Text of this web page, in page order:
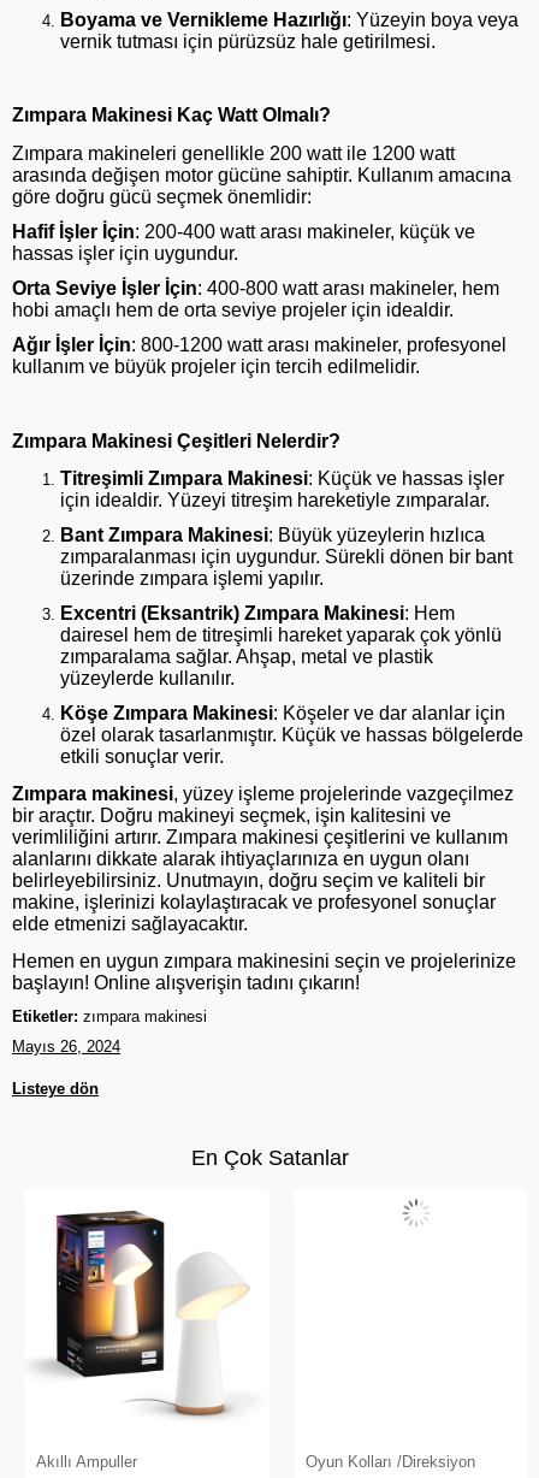
Boyama ve Vernikleme Hazırlığı: Yüzeyin boya veya
vernik tutması için pürüzsüz hale getirilmesi.
Zımpara Makinesi Kaç Watt Olmalı?
Zımpara makineleri genellikle 200 watt ile 1200 watt
arasında değişen motor gücüne sahiptir. Kullanım amacına
göre doğru gücü seçmek önemlidir:
Hafif İşler İçin: 200-400 watt arası makineler, küçük ve
hassas işler için uygundur.
Orta Seviye İşler İçin: 400-800 watt arası makineler, hem
hobi amaçlı hem de orta seviye projeler için idealdir.
Ağır İşler İçin: 800-1200 watt arası makineler, profesyonel
kullanım ve büyük projeler için tercih edilmelidir.
Zımpara Makinesi Çeşitleri Nelerdir?
Titreşimli Zımpara Makinesi: Küçük ve hassas işler
için idealdir. Yüzeyi titreşim hareketiyle zımparalar.
Bant Zımpara Makinesi: Büyük yüzeylerin hızlıca
zımparalanması için uygundur. Sürekli dönen bir bant
üzerinde zımpara işlemi yapılır.
Excentri (Eksantrik) Zımpara Makinesi: Hem
dairesel hem de titreşimli hareket yaparak çok yönlü
zımparalama sağlar. Ahşap, metal ve plastik
yüzeylerde kullanılır.
Köşe Zımpara Makinesi: Köşeler ve dar alanlar için
özel olarak tasarlanmıştır. Küçük ve hassas bölgelerde
etkili sonuçlar verir.
Zımpara makinesi, yüzey işleme projelerinde vazgeçilmez
bir araçtır. Doğru makineyi seçmek, işin kalitesini ve
verimliliğini artırır. Zımpara makinesi çeşitlerini ve kullanım
alanlarını dikkate alarak ihtiyaçlarınıza en uygun olanı
belirleyebilirsiniz. Unutmayın, doğru seçim ve kaliteli bir
makine, işlerinizi kolaylaştıracak ve profesyonel sonuçlar
elde etmenizi sağlayacaktır.
Hemen en uygun zımpara makinesini seçin ve projelerinize
başlayın! Online alışverişin tadını çıkarın!
Etiketler: zımpara makinesi
Mayıs 26, 2024
Listeye dön
En Çok Satanlar
Akıllı Ampuller Oyun Kolları /Direksiyon